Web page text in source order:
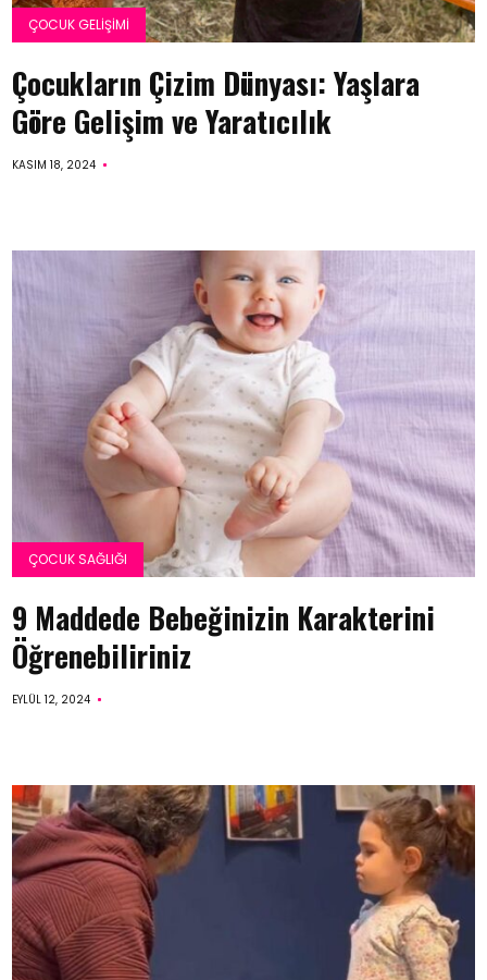
ÇOCUK GELIŞIMI
Çocukların Çizim Dünyası: Yaşlara
Göre Gelişim ve Yaratıcılık
KASIM 18, 2024
ÇOCUK SAĞLIĞI
9 Maddede Bebeğinizin Karakterini
Öğrenebiliriniz
EYLÜL 12, 2024